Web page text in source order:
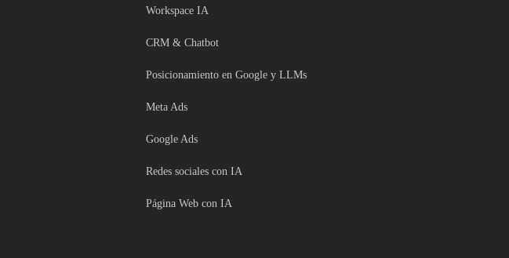
Workspace IA
CRM & Chatbot
Posicionamiento en Google y LLMs
Meta Ads
Google Ads
Redes sociales con IA
Página Web con IA